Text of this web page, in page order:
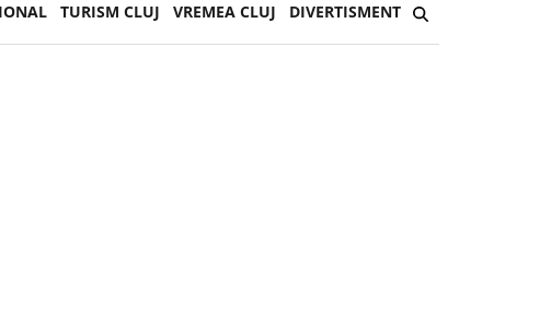
TURISM CLUJ VREMEA CLUJ DIVERTISMENT